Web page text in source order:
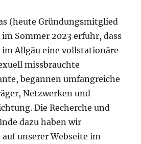
(heute Gründungsmitglied
Sommer 2023 erfuhr, dass
Allgäu eine vollstationäre
missbrauchte
begannen umfangreiche
Netzwerken und
Die Recherche und
dazu haben wir
unserer Webseite im